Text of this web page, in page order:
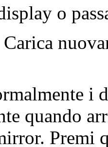
o
Carica
i
quando
Premi